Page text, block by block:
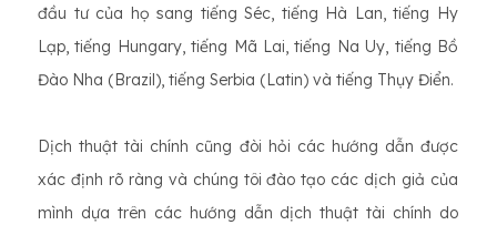
đầu tư của họ sang tiếng Séc, tiếng Hà Lan, tiếng Hy
Lạp, tiếng Hungary, tiếng Mã Lai, tiếng Na Uy, tiếng Bồ
Đào Nha (Brazil), tiếng Serbia (Latin) và tiếng Thụy Điển.
Dịch thuật tài chính cũng đòi hỏi các hướng dẫn được
xác định rõ ràng và chúng tôi đào tạo các dịch giả của
mình dựa trên các hướng dẫn dịch thuật tài chính do